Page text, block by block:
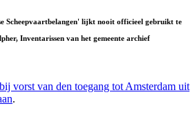
Scheepvaartbelangen' lijkt nooit officieel gebruikt te
Inventarissen van het gemeente archief
vorst van den toegang tot Amsterdam uit
.